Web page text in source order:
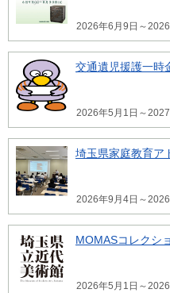
2026年6月9日～
交通遺児援護一時
2026年5月1日～
埼玉県家庭教育ア
2026年9月4日～
MOMASコレクシ
2026年5月1日～